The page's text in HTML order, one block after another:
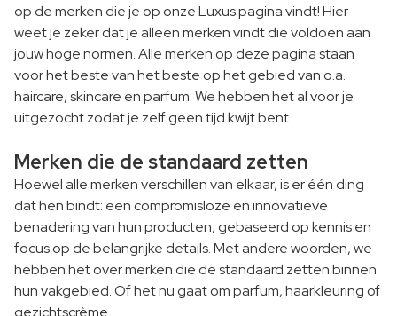
op de merken die je op onze Luxus pagina vindt! Hier
weet je zeker dat je alleen merken vindt die voldoen aan
jouw hoge normen. Alle merken op deze pagina staan
voor het beste van het beste op het gebied van o.a.
haircare, skincare en parfum. We hebben het al voor je
uitgezocht zodat je zelf geen tijd kwijt bent.
Merken die de standaard zetten
Hoewel alle merken verschillen van elkaar, is er één ding
dat hen bindt: een compromisloze en innovatieve
benadering van hun producten, gebaseerd op kennis en
focus op de belangrijke details. Met andere woorden, we
hebben het over merken die de standaard zetten binnen
hun vakgebied. Of het nu gaat om parfum, haarkleuring of
gezichtscrème.